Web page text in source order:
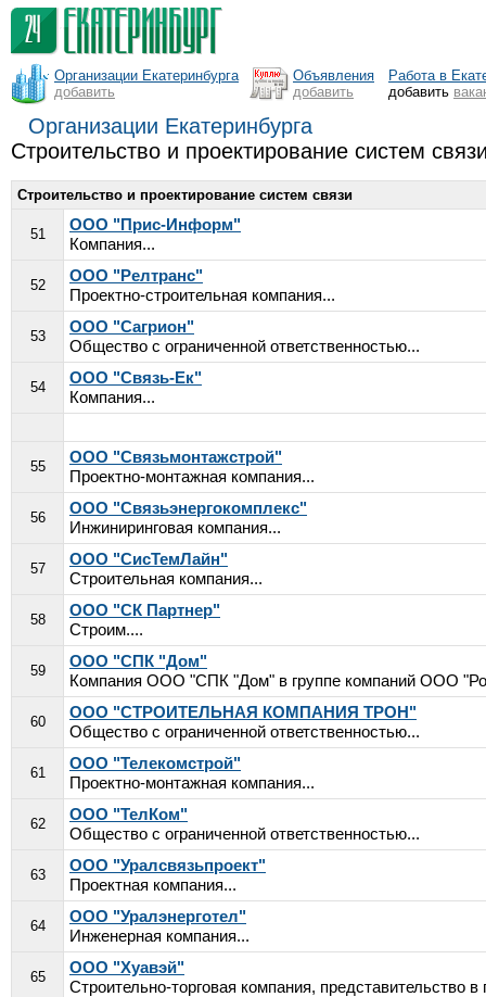
Организации Екатеринбурга
добавить
Объявления
добавить
Работа в
добавить
Организации Екатеринбурга
Строительство и проектирование систем
Строительство и проектирование систем связи
51
ООО "Прис-Информ"
Компания...
52
ООО "Релтранс"
Проектно-строительная компания...
53
ООО "Сагрион"
Общество с ограниченной ответственностью...
54
ООО "Связь-Ек"
Компания...
55
ООО "Связьмонтажстрой"
Проектно-монтажная компания...
56
ООО "Связьэнергокомплекс"
Инжиниринговая компания...
57
ООО "СисТемЛайн"
Строительная компания...
58
ООО "СК Партнер"
Строим....
59
ООО "СПК "Дом"
Компания ООО "СПК "Дом" в группе компаний ООО
60
ООО "СТРОИТЕЛЬНАЯ КОМПАНИЯ ТРОН"
Общество с ограниченной ответственностью...
61
ООО "Телекомстрой"
Проектно-монтажная компания...
62
ООО "ТелКом"
Общество с ограниченной ответственностью...
63
ООО "Уралсвязьпроект"
Проектная компания...
64
ООО "Уралэнерготел"
Инженерная компания...
65
ООО "Хуавэй"
Строительно-торговая компания, представительство в